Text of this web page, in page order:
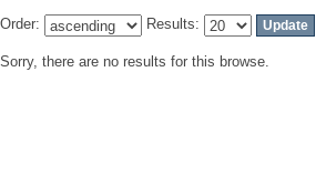
Order: Results:
Sorry, there are no results for this browse.